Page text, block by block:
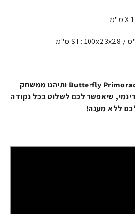
הצטיידו בלהב Butterfly Primorac Carbon ותיהנו ממשחק
שיאפשר לכם לשלוט בכל נקודה
ללא מענה!